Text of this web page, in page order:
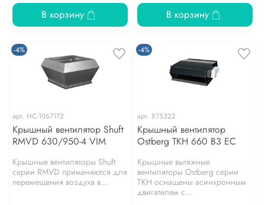
В корзину В корзину
-4%
арт. НС-1067172
Крышный вентилятор Shuft
RMVD 630/950-4 VIM
Крышные вентиляторы Shuft
серии RMVD применяются для
перемещения воздуха в...
-4%
арт. 875322
Крышный вентилятор
Ostberg TKH 660 B3 EC
Крышные вытяжные
вентиляторы Ostberg серии
TKH оснащены асинхронным
двигателем с...